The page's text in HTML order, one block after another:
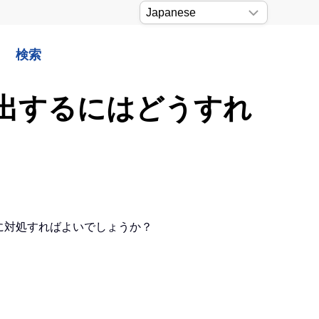
検索
するにはどうすれ
処すればよいでしょうか？